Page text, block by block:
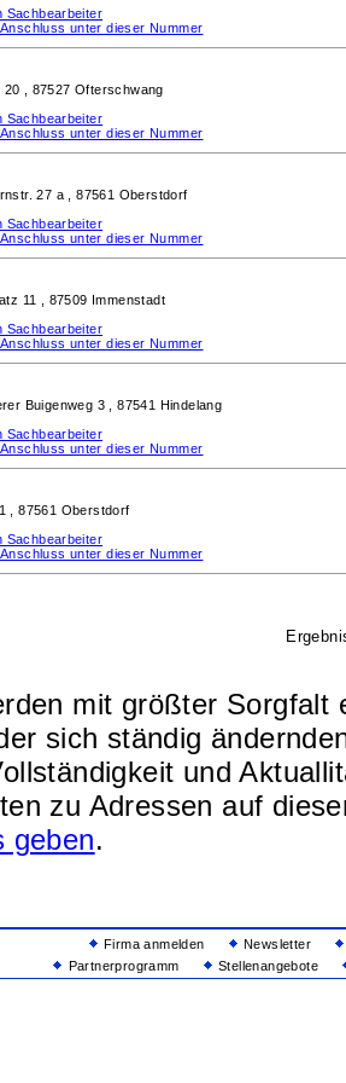
Sachbearbeiter
unter dieser Nummer
, 87527 Ofterschwang
Sachbearbeiter
unter dieser Nummer
27 a ,87561 Oberstdorf
Sachbearbeiter
unter dieser Nummer
11 , 87509 Immenstadt
Sachbearbeiter
unter dieser Nummer
Buigenweg 3 ,87541 Hindelang
Sachbearbeiter
unter dieser Nummer
,87561 Oberstdorf
Sachbearbeiter
unter dieser Nummer
mit größter Sorgfalt
sich ständig
und
zu Adressen auf
geben.
Firma anmelden
Newsletter
Partnerprogramm
Stellenangebote